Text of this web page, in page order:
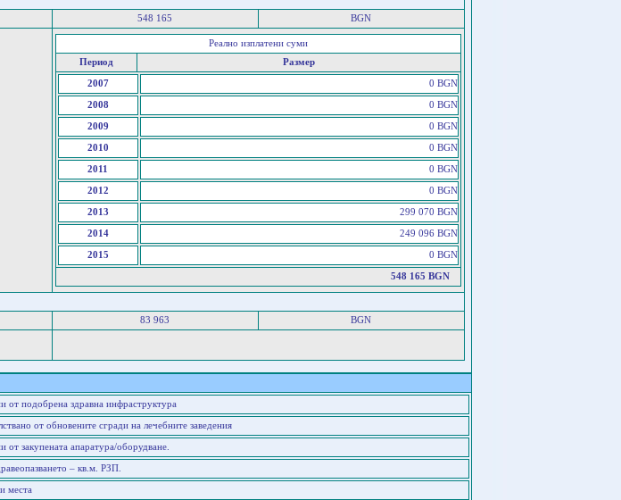
548 165 BGN
Реално изплатени суми
Период
Размер
2007 0 BGN
2008 0 BGN
2009 0 BGN
2010 0 BGN
2011 0 BGN
2012 0 BGN
2013 299 070 BGN
2014 249 096 BGN
2015 0 BGN
548 165 BGN
83 963 BGN
от подобрена здравна инфраструктура
от обновените сгради на лечебните заведения
от закупената апаратура/оборудване.
– кв.м. РЗП.
места